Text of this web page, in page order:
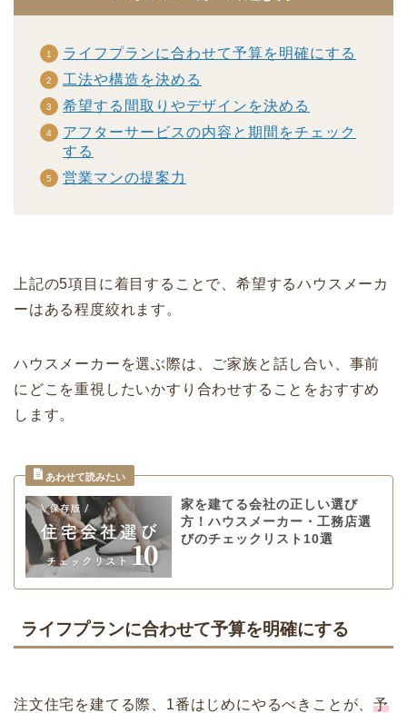
ライフプランに合わせて予算を明確にする
工法や構造を決める
希望する間取りやデザインを決める
アフターサービスの内容と期間をチェック
する
営業マンの提案力
上記の5項目に着目することで、希望するハウスメーカ
ーはある程度絞れます。
ハウスメーカーを選ぶ際は、ご家族と話し合い、事前
にどこを重視したいかすり合わせすることをおすすめ
します。
家を建てる会社の正しい選び
方！ハウスメーカー・工務店選
びのチェックリスト10選
ライフプランに合わせて予算を明確にする
注文住宅を建てる際、1番はじめにやるべきことが、予